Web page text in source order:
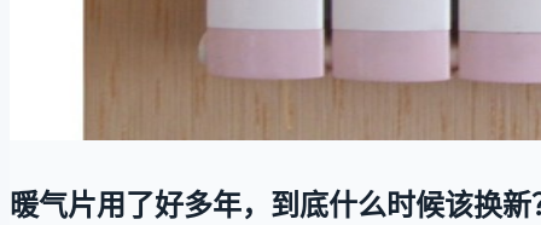
暖气片用了好多年，到底什么时候该换新